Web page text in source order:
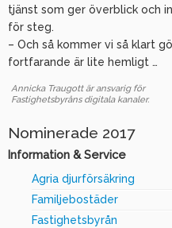
tjänst som ger överblick och
för steg.
– Och så kommer vi så klart
fortfarande är lite hemligt …
Annicka Traugott är ansvarig för
Fastighetsbyråns digitala kanaler.
Nominerade 2017
Information & Service
Agria djurförsäkring
Familjebostäder
Fastighetsbyrån